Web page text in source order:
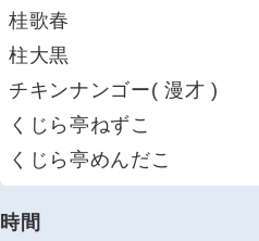
桂歌春
柱大黒
チキンナンゴー( 漫才 )
くじら亭ねずこ
くじら亭めんだこ
時間